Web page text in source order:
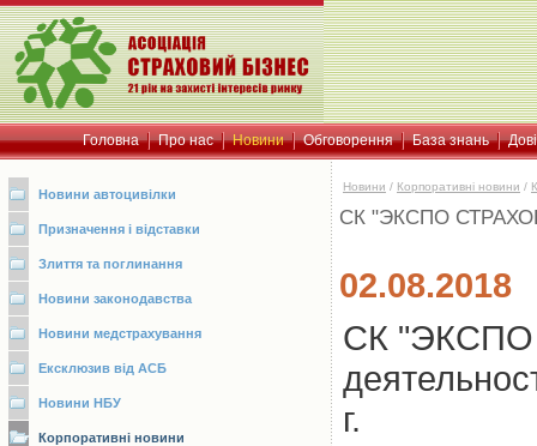
Головна Про нас Новини Обговорення База знань
Новини автоцивілки
Призначення і відставки
Злиття та поглинання
Новини законодавства
Новини медстрахування
Ексклюзив від АСБ
Новини НБУ
Корпоративні новини
Новини / Корпоративні новини /
СК "ЭКСПО
02.08.2018
СК "ЭКСПО
г.